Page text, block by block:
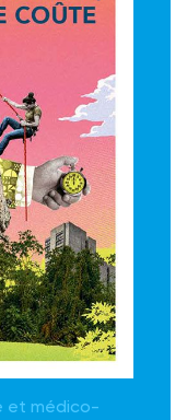
et médico-